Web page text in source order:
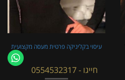
עיסוי בקליניקה פרטית מעסה מקצועית
חייגו - 0554532317